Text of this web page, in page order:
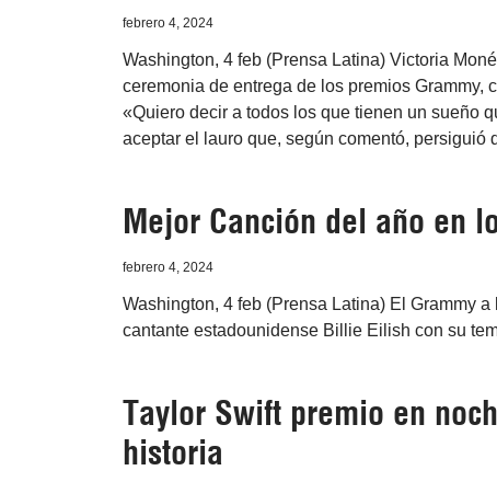
febrero 4, 2024
Washington, 4 feb (Prensa Latina) Victoria
ceremonia de entrega de los premios
«Quiero decir a todos los que tienen un sueño
aceptar el lauro que, según comentó, persiguió
Mejor Canción del año en
febrero 4, 2024
Washington, 4 feb (Prensa Latina) El Grammy
cantante estadounidense Billie Eilish con su
Taylor Swift premio en
historia